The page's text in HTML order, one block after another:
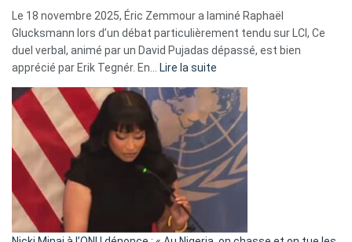
fake
news
»
Le 18 novembre 2025, Éric Zemmour a laminé Raphaël
Glucksmann lors d’un débat particulièrement tendu sur LCI, Ce
duel verbal, animé par un David Pujadas dépassé, est bien
apprécié par Erik Tegnér. En…
Lire la suite
Tegnér
exulte
« Zemmour
a
tout
parle